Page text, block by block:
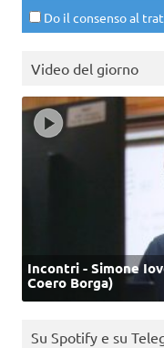
Do il consenso al
Video del giorno
Incontri - Simone
Coero Borga)
Su Spotify e su